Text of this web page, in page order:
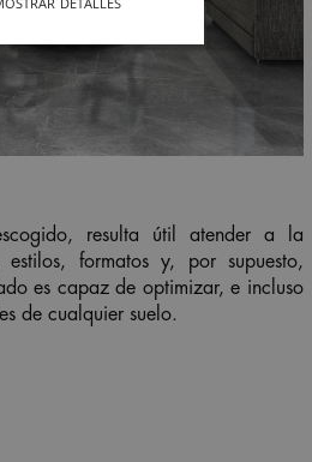
resulta útil atender a la
formatos y, por supuesto,
es capaz de optimizar, e incluso
de cualquier suelo.